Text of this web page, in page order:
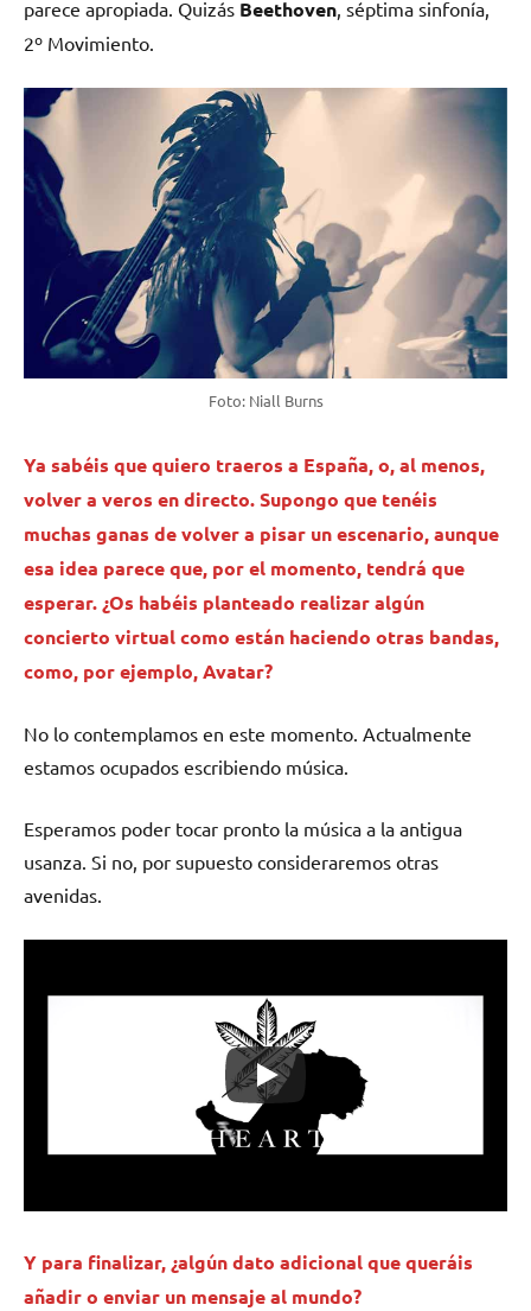
parece apropiada. Quizás Beethoven , séptima sinfonía,
2º Movimiento.
Foto: Niall Burns
Ya sabéis que quiero traeros a España, o, al menos,
volver a veros en directo. Supongo que tenéis
muchas ganas de volver a pisar un escenario, aunque
esa idea parece que, por el momento, tendrá que
esperar. ¿Os habéis planteado realizar algún
concierto virtual como están haciendo otras bandas,
como, por ejemplo, Avatar?
No lo contemplamos en este momento. Actualmente
estamos ocupados escribiendo música.
Esperamos poder tocar pronto la música a la antigua
usanza. Si no, por supuesto consideraremos otras
avenidas.
Y para finalizar, ¿algún dato adicional que queráis
añadir o enviar un mensaje al mundo?